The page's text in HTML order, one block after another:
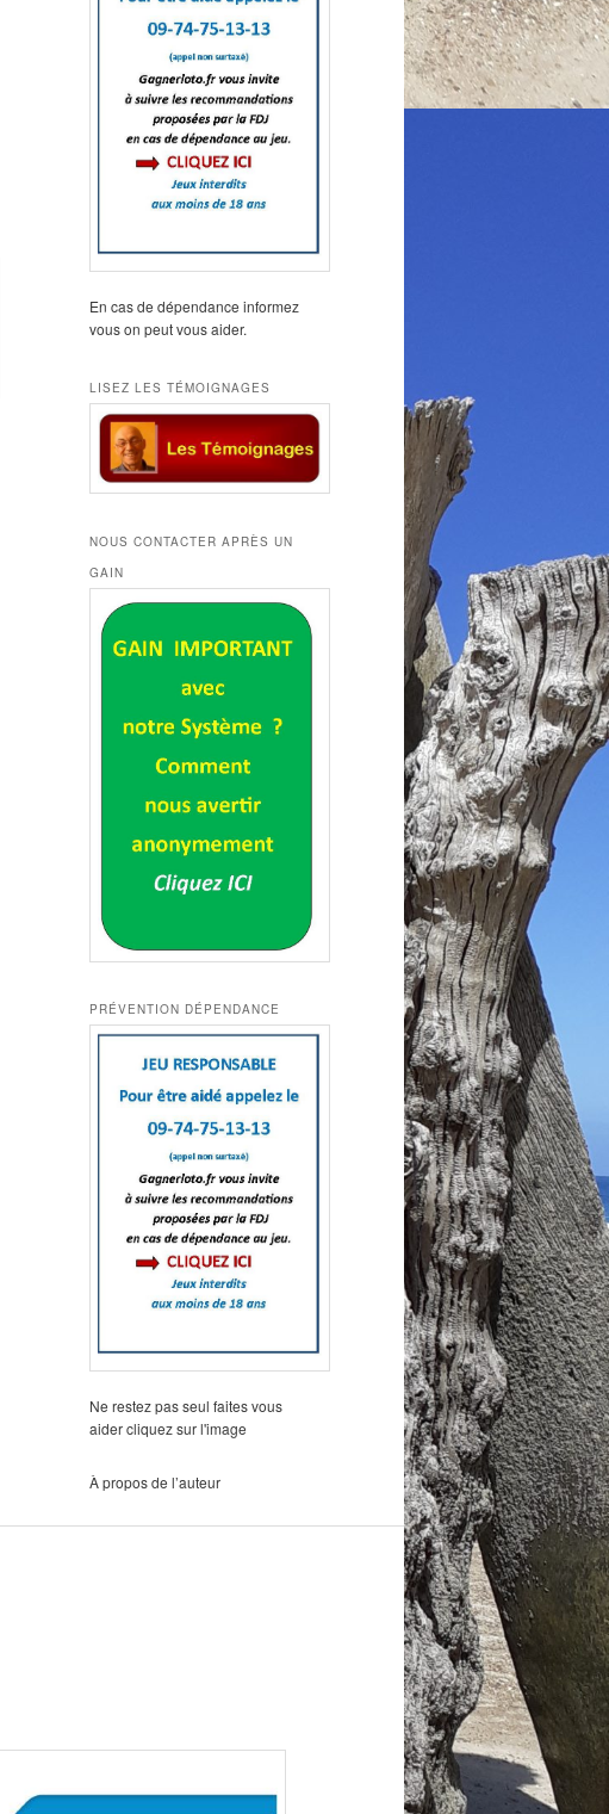
En cas de dépendance informez
vous on peut vous aider.
LISEZ LES TÉMOIGNAGES
NOUS CONTACTER APRÈS UN
GAIN
PRÉVENTION DÉPENDANCE
Ne restez pas seul faites vous
aider cliquez sur l'image
À propos de l’auteur